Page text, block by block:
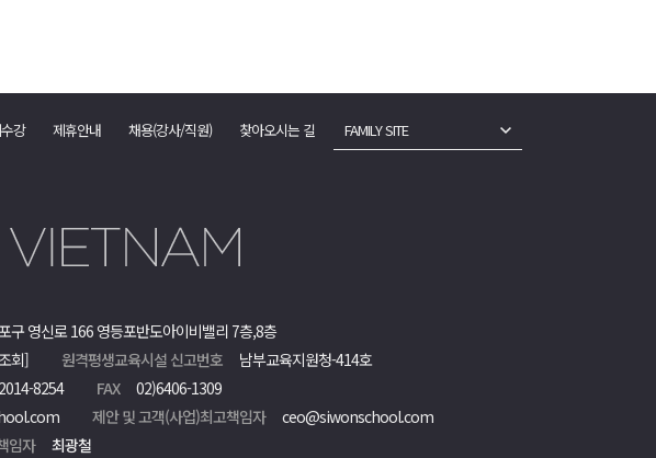
강 제휴안내 채용(강사/직원) 찾아오시는 길 FAMILY SITE
구 영신로 166 영등포반도아이비밸리 7층,8층
회] 원격평생교육시설 신고번호
남부교육지원청-414호
8254 FAX
02)6406-1309
제안 및 고객(사업)최고책임자
ceo@siwonschool.com
임자 최광철